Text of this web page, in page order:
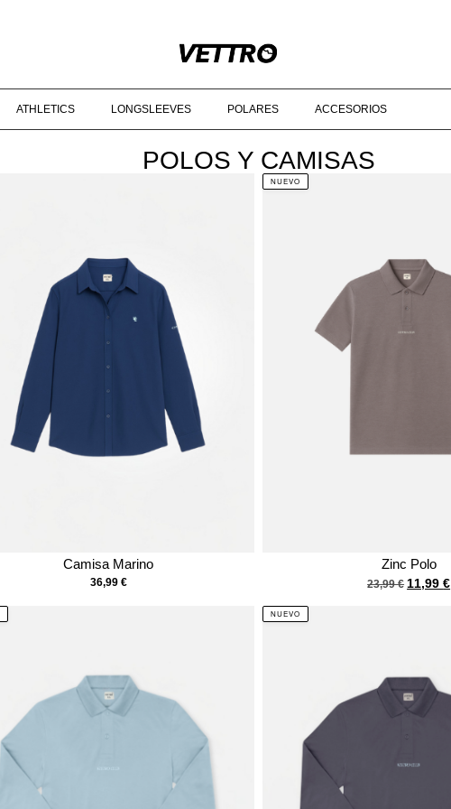
ATHLETICS LONGSLEEVES POLARES ACCESORIOS
POLOS Y CAMISAS
Camisa Marino
36,99 €
NUEVO
Zinc Polo
23,99€ 11,99€
NUEVO